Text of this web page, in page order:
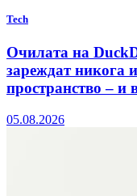
Tech
Очилата на
зареждат никога
пространство – и
05.08.2026